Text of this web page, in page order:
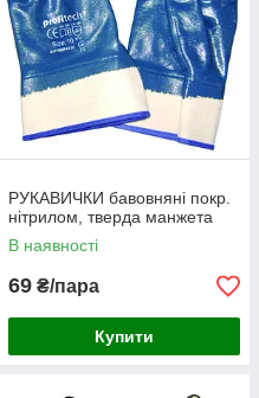
РУКАВИЧКИ бавовняні покр.
нітрилом, тверда манжета
В наявності
69 ₴/пара
Купити